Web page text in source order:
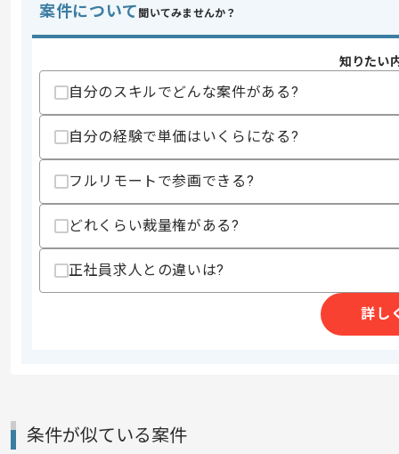
スキル
・Androidアプリのネイティブでの開発
・iOSアプリのネイティブでの開発経験
・Android/iOSアプリ開発または申請ア
・開発リードエンジニア経験
・新しいプラットフォームやデバイス
・下記の経験
‐プロジェクト全体の設計
・AWSインフラの知見
スキルに不安がある方へ
上記に似た経験やスキルをお持ちであれば申
支払いサイト
案件について 聞いてみませんか？
知りたい
自分のスキルでどんな案件がある?
自分の経験で単価はいくらになる?
フルリモートで参画できる?
どれくらい裁量権がある?
正社員求人との違いは?
詳し
条件が似ている案件